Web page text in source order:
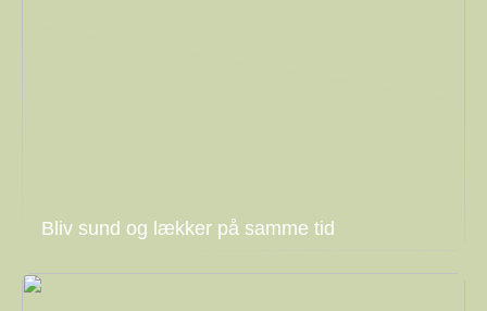
Bliv sund og lækker på samme tid